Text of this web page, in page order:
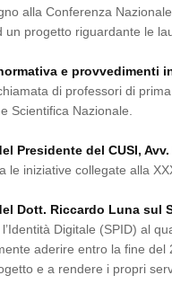
alla Conferenza
un progetto riguardante le
e provvedimenti
di professori di
Scientifica Nazionale.
Presidente del CUSI,
le iniziative collegate alla
Dott. Riccardo Luna sul
Digitale (SPID) al
aderire entro la fine del
e a rendere i propri